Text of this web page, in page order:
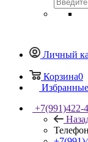
Личный
Корзина0
+7(991)422-